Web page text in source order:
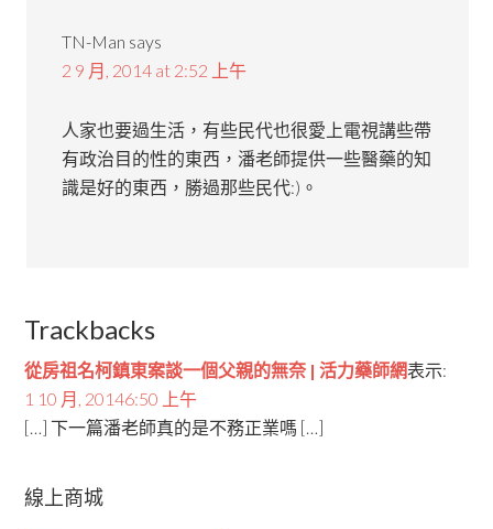
TN-Man says
2 9 月, 2014 at 2:52 上午
人家也要過生活，有些民代也很愛上電視講些帶
有政治目的性的東西，潘老師提供一些醫藥的知
識是好的東西，勝過那些民代:)。
Trackbacks
從房祖名柯鎮東案談一個父親的無奈 | 活力藥師網表示:
1 10 月, 20146:50 上午
[…] 下一篇潘老師真的是不務正業嗎 […]
線上商城